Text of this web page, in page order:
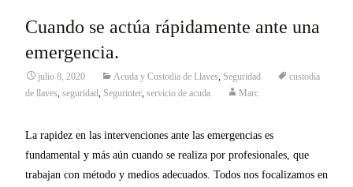
Cuando se actúa rápidamente ante una
emergencia.
julio 8, 2020 Acuda y Custodia de Llaves Seguridad
custodia
de llaves seguridad Segurinter servicio de acuda Marc
La rapidez en las intervenciones ante las emergencias es
fundamental y más aún cuando se realiza por profesionales, que
trabajan con método y medios adecuados. Todos nos focalizamos en